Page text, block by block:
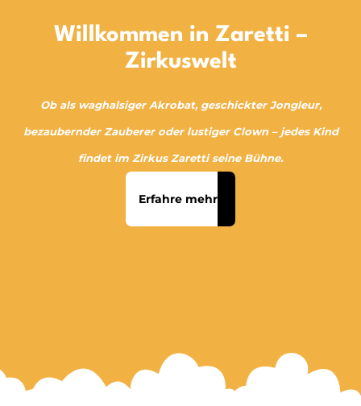
Willkommen in Zaretti –
Zirkuswelt
Ob als waghalsiger Akrobat, geschickter Jongleur,
bezaubernder Zauberer oder lustiger Clown – jedes Kind
findet im Zirkus Zaretti seine Bühne.
Erfahre mehr